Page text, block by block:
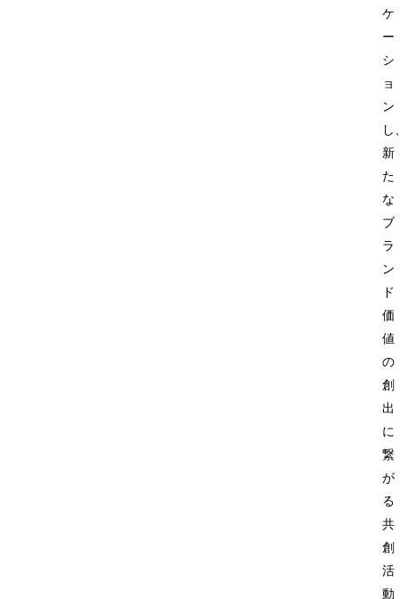
ケ
ー
シ
ョ
ン
し
新
た
な
ブ
ラ
ン
ド
価
値
の
創
出
に
繋
が
る
共
創
活
動